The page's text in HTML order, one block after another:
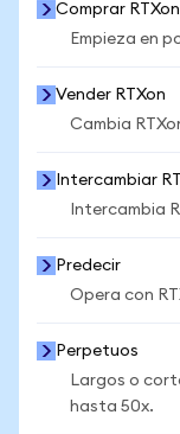
Comprar RTXon
Empieza en
Vender RTXon
Cambia
Intercambiar
Intercambia
Predecir
Opera con
Perpetuos
Largos o
hasta 50x.